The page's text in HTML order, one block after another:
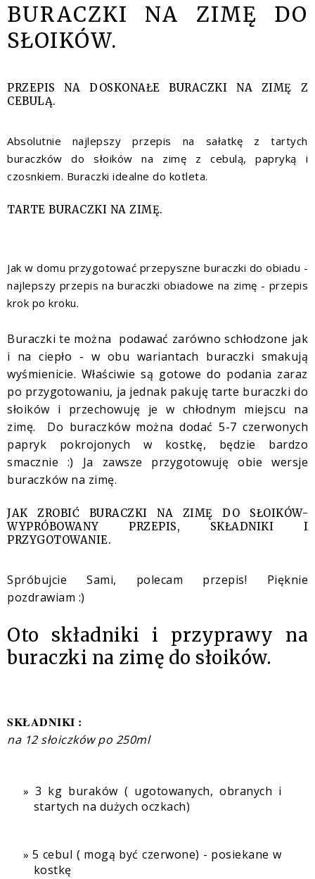
BURACZKI NA ZIMĘ DO
SŁOIKÓW.
PRZEPIS NA DOSKONAŁE BURACZKI NA ZIMĘ Z
CEBULĄ.
Absolutnie najlepszy przepis na sałatkę z tartych
buraczków do słoików na zimę z cebulą, papryką i
czosnkiem. Buraczki idealne do kotleta.
TARTE BURACZKI NA ZIMĘ.
Jak w domu przygotować przepyszne buraczki do obiadu -
najlepszy przepis na buraczki obiadowe na zimę - przepis
krok po kroku.
Buraczki te można podawać zarówno schłodzone jak
i na ciepło - w obu wariantach buraczki smakują
wyśmienicie. Właściwie są gotowe do podania zaraz
po przygotowaniu, ja jednak pakuję tarte buraczki do
słoików i przechowuję je w chłodnym miejscu na
zimę. Do buraczków można dodać 5-7 czerwonych
papryk pokrojonych w kostkę, będzie bardzo
smacznie :) Ja zawsze przygotowuję obie wersje
buraczków na zimę.
JAK ZROBIĆ BURACZKI NA ZIMĘ DO SŁOIKÓW-
WYPRÓBOWANY PRZEPIS, SKŁADNIKI I
PRZYGOTOWANIE.
Spróbujcie Sami, polecam przepis! Pięknie
pozdrawiam :)
Oto składniki i przyprawy na
buraczki na zimę do słoików.
SKŁADNIKI :
na 12 słoiczków po 250ml
3 kg buraków ( ugotowanych, obranych i
startych na dużych oczkach)
5 cebul ( mogą być czerwone) - posiekane w
kostkę